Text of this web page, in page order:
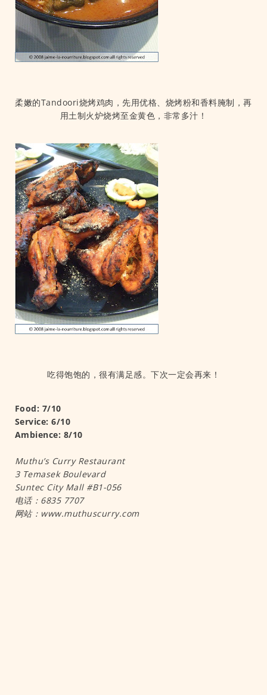
柔嫩的Tandoori烧烤鸡肉，先用优格、烧烤粉和香料腌制，再
用土制火炉烧烤至金黄色，非常多汁！
吃得饱饱的，很有满足感。下次一定会再来！
Food: 7/10
Service: 6/10
Ambience: 8/10
Muthu’s Curry Restaurant
3 Temasek Boulevard
Suntec City Mall #B1-056
电话：6835 7707
网站：www.muthuscurry.com